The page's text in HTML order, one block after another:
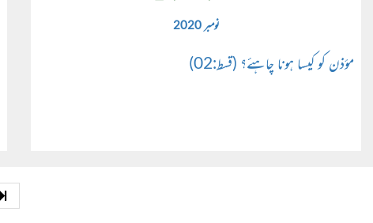
نومبر 2020
مؤذن کو کیسا ہونا چاہئے؟ (قسط:02)